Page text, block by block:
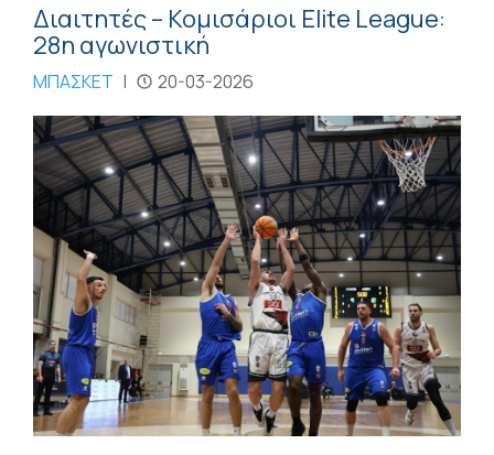
Διαιτητές – Κομισάριοι Elite League:
28η αγωνιστική
ΜΠΑΣΚΕΤ | 20-03-2026